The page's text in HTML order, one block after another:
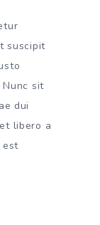
suscipit
Nunc sit
dui
libero a
est